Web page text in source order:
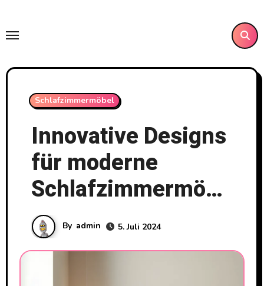
content
Schlafzimmermöbel
Innovative Designs
für moderne
Schlafzimmermöbel
By admin 5. Juli 2024